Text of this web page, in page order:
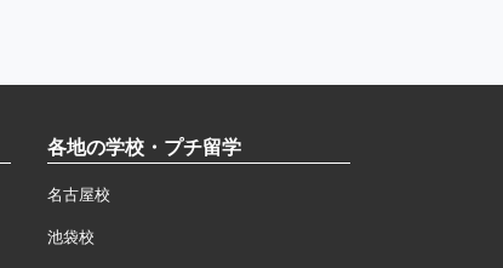
各地の学校・プチ留学
名古屋校
池袋校